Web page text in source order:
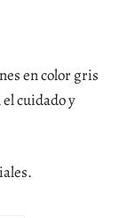
en color gris
cuidado y